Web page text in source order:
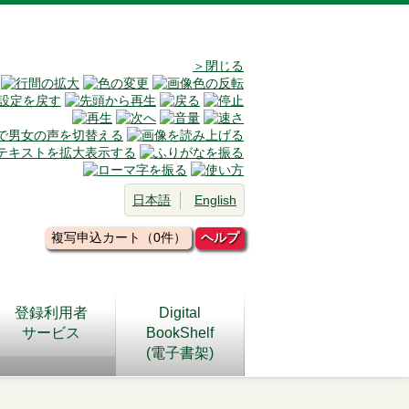
＞閉じる
日本語 English
複写申込カート（0件） ヘルプ
登録利用者
サービス
Digital
BookShelf
(電子書架)